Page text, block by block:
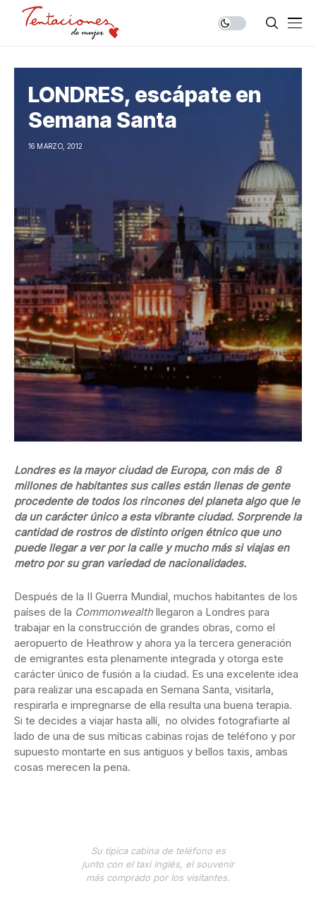
LONDRES, escápate en
Semana Santa
16 MARZO, 2012
Londres es la mayor ciudad de Europa, con más de 8
millones de habitantes sus calles están llenas de gente
procedente de todos los rincones del planeta algo que le
da un carácter único a esta vibrante ciudad. Sorprende la
cantidad de rostros de distinto origen étnico que uno
puede llegar a ver por la calle y mucho más si viajas en
metro por su gran variedad de nacionalidades.
Después de la II Guerra Mundial, muchos habitantes de los
países de la Commonwealth llegaron a Londres para
trabajar en la construcción de grandes obras, como el
aeropuerto de Heathrow y ahora ya la tercera generación
de emigrantes esta plenamente integrada y otorga este
carácter único de fusión a la ciudad. Es una excelente idea
para realizar una escapada en Semana Santa, visitarla,
respirarla e impregnarse de ella resulta una buena terapia.
Si te decides a viajar hasta allí, no olvides fotografiarte al
lado de una de sus míticas cabinas rojas de teléfono y por
supuesto montarte en sus antiguos y bellos taxis, ambas
cosas merecen la pena.
Su típica cabina de teléfono es
junto con el taxi inglés, el souvenir
más comprado por los visitantes.